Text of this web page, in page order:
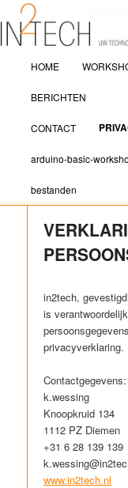
IN2TECH
Spring naar de
Spring naar de
HOME
BERICHTEN
CONTACT
arduino-basic-
bestanden
in2tech,
is
privacyverklaring.
Contactgegevens:
k.wessing
Knoopkruid 134
1112 PZ Diemen
+31 6 28 139 139
www.in2tech.nl